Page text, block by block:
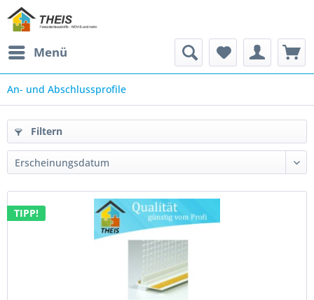
Menü
An- und Abschlussprofile
Filtern
TIPP!